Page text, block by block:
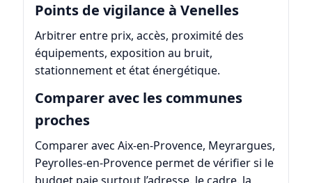
Points de vigilance à Venelles
Arbitrer entre prix, accès, proximité des
équipements, exposition au bruit,
stationnement et état énergétique.
Comparer avec les communes
proches
Comparer avec Aix-en-Provence, Meyrargues,
Peyrolles-en-Provence permet de vérifier si le